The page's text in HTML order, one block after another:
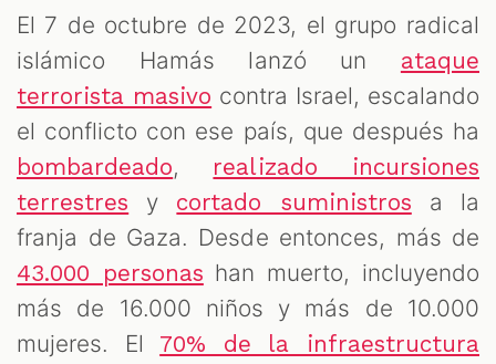
El 7 de octubre de 2023, el grupo radical
islámico Hamás lanzó un ataque
terrorista masivo contra Israel, escalando
el conflicto con ese país, que después ha
bombardeado, realizado incursiones
terrestres y cortado suministros a la
franja de Gaza. Desde entonces, más de
43.000 personas han muerto, incluyendo
más de 16.000 niños y más de 10.000
mujeres. El 70% de la infraestructura